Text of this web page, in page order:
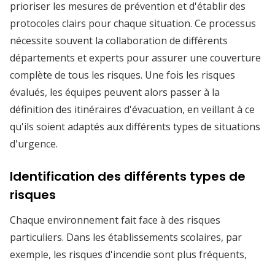
prioriser les mesures de prévention et d'établir des
protocoles clairs pour chaque situation. Ce processus
nécessite souvent la collaboration de différents
départements et experts pour assurer une couverture
complète de tous les risques. Une fois les risques
évalués, les équipes peuvent alors passer à la
définition des itinéraires d'évacuation, en veillant à ce
qu'ils soient adaptés aux différents types de situations
d'urgence.
Identification des différents types de
risques
Chaque environnement fait face à des risques
particuliers. Dans les établissements scolaires, par
exemple, les risques d'incendie sont plus fréquents,